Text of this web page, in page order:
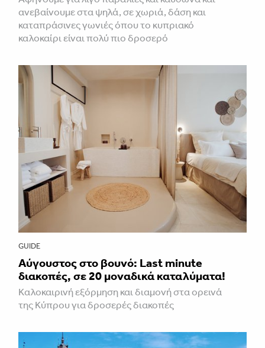
ανεβαίνουμε στα ψηλά, σε χωριά, δάση και
καταπράσινες γωνιές όπου το κυπριακό
καλοκαίρι είναι πολύ πιο δροσερό
GUIDE
Aύγουστος στο βουνό: Last minute
διακοπές, σε 20 μοναδικά καταλύματα!
Καλοκαιρινή εξόρμηση και διαμονή στα ορεινά
της Κύπρου για δροσερές διακοπές